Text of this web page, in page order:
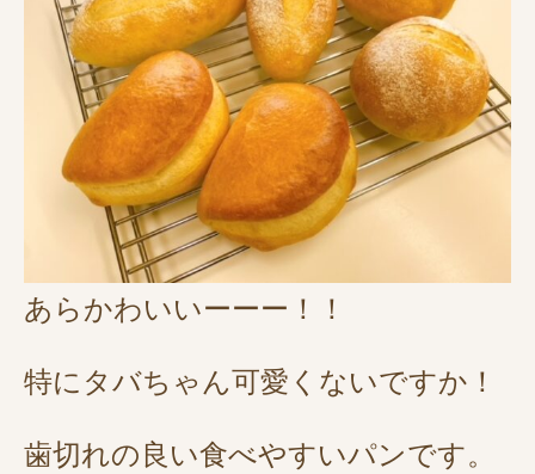
あらかわいいーーー！！
特にタバちゃん可愛くないですか！
歯切れの良い食べやすいパンです。